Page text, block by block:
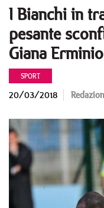
I Bianchi in
pesante
Giana Erminio
SPORT
20/03/2018